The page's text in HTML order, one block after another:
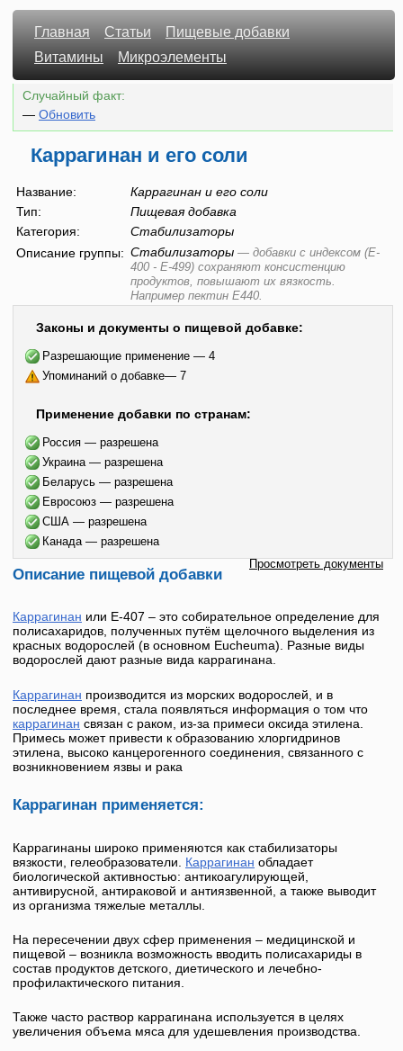
Главная Статьи
Пищевые добавки
Витамины
Микроэлементы
Случайный факт:
— Обновить
Каррагинан и его соли
Название:
Каррагинан и его соли
Тип:
Пищевая добавка
Категория:
Стабилизаторы
Описание группы: Стабилизаторы — добавки с индексом (E-
400 - E-499) сохраняют консистенцию
продуктов, повышают их вязкость.
Например пектин E440.
Законы и документы о пищевой добавке:
Разрешающие применение — 4
Упоминаний о добавке— 7
Применение добавки по странам:
Россия — разрешена
Украина — разрешена
Беларусь — разрешена
Евросоюз — разрешена
США — разрешена
Канада — разрешена
Просмотреть документы
Описание пищевой добавки
Каррагинан или Е-407 – это собирательное определение для
полисахаридов, полученных путём щелочного выделения из
красных водорослей (в основном Eucheuma). Разные виды
водорослей дают разные вида каррагинана.
Каррагинан производится из морских водорослей, и в
последнее время, стала появляться информация о том что
каррагинан связан с раком, из-за примеси оксида этилена.
Примесь может привести к образованию хлоргидринов
этилена, высоко канцерогенного соединения, связанного с
возникновением язвы и рака
Каррагинан применяется:
Каррагинаны широко применяются как стабилизаторы
вязкости, гелеобразователи. Каррагинан обладает
биологической активностью: антикоагулирующей,
антивирусной, антираковой и антиязвенной, а также выводит
из организма тяжелые металлы.
На пересечении двух сфер применения – медицинской и
пищевой – возникла возможность вводить полисахариды в
состав продуктов детского, диетического и лечебно-
профилактического питания.
Также часто раствор каррагинана используется в целях
увеличения объема мяса для удешевления производства.